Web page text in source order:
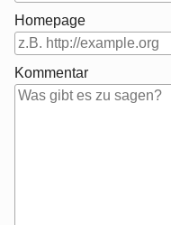
Homepage
Kommentar